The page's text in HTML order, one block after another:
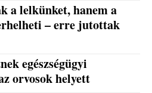
a lelkünket, hanem a
– erre jutottak
egészségügyi
orvosok helyett